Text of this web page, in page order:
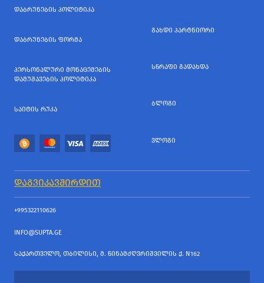
ᲓᲐᲑᲠᲣᲜᲔᲑᲘᲡ ᲞᲝᲚᲘᲢᲘᲙᲐ
ᲓᲐᲑᲠᲣᲜᲔᲑᲘᲡ ᲤᲝᲠᲛᲐ
ᲞᲔᲠᲡᲝᲜᲐᲚᲣᲠᲘ ᲛᲝᲜᲐᲪᲔᲛᲔᲑᲘᲡ
ᲓᲐᲛᲣᲨᲐᲕᲔᲑᲘᲡ ᲞᲝᲚᲘᲢᲘᲙᲐ
ᲡᲐᲘᲢᲘᲡ ᲠᲣᲙᲐ
ᲒᲐᲮᲓᲘ ᲞᲐᲠᲢᲜᲘᲝᲠᲘ
ᲡᲬᲠᲐᲤᲘ ᲒᲐᲓᲐᲮᲓᲐ
ᲑᲚᲝᲒᲘ
ᲕᲚᲝᲒᲘ
ᲓᲐᲒᲕᲘᲙᲐᲕᲨᲘᲠᲓᲘᲗ
+995322110626
INFO@SUPTA.GE
ᲡᲐᲥᲐᲠᲗᲕᲔᲚᲝ, ᲗᲑᲘᲚᲘᲡᲘ, Მ. ᲬᲘᲜᲐᲛᲫᲦᲕᲠᲘᲨᲕᲘᲚᲘᲡ Ქ. N162